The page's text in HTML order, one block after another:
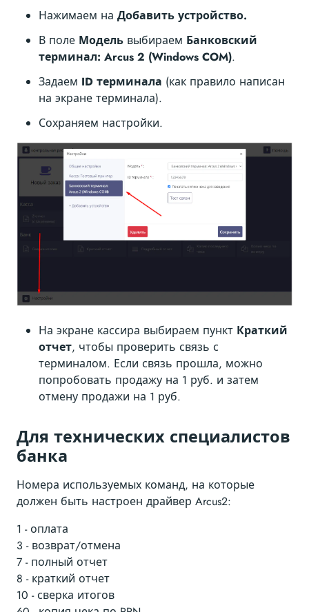
Нажимаем на Добавить устройство.
В поле Модель выбираем Банковский
терминал: Arcus 2 (Windows COM).
Задаем ID терминала (как правило написан
на экране терминала).
Сохраняем настройки.
На экране кассира выбираем пункт Краткий
отчет, чтобы проверить связь с
терминалом. Если связь прошла, можно
попробовать продажу на 1 руб. и затем
отмену продажи на 1 руб.
Для технических специалистов
банка
Номера используемых команд, на которые
должен быть настроен драйвер Arcus2:
1 - оплата
3 - возврат/отмена
7 - полный отчет
8 - краткий отчет
10 - сверка итогов